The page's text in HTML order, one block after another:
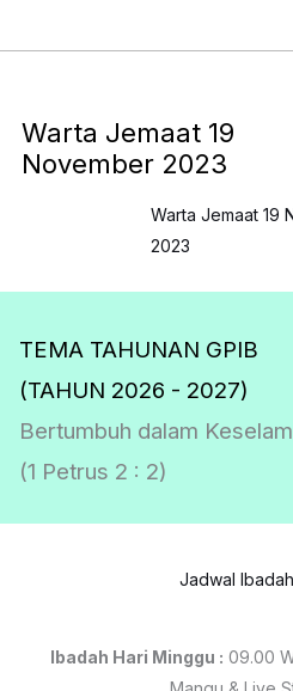
Warta Jemaat 19
November 2023
Warta Jemaat 19
2023
TEMA TAHUNAN GPIB
(TAHUN 2026 - 2027)
Bertumbuh dalam
(1 Petrus 2 : 2)
Jadwal
Ibadah Hari Minggu : 09.00